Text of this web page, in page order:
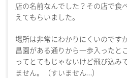
店の名前なんでした？その店で食
えてもらいました。
場所は非常にわかりにくいのです
昌園がある通りから一歩入ったと
ってとてもじゃないけど飛び込み
ません。（すいません…）